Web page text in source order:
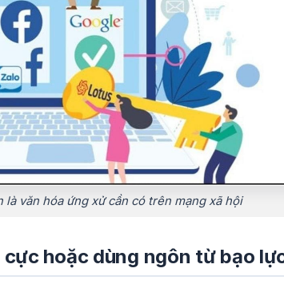
là văn hóa ứng xử cần có trên mạng xã hội
cực hoặc dùng ngôn từ bạo